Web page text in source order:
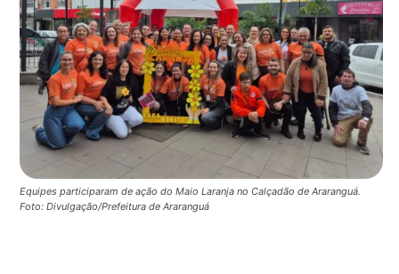
Equipes participaram de ação do Maio Laranja no Calçadão de Araranguá.
Foto: Divulgação/Prefeitura de Araranguá